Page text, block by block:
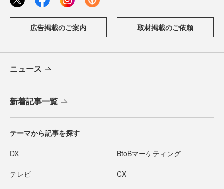
広告掲載のご案内 取材掲載のご依頼
ニュース
新着記事一覧
テーマから記事を探す
DX BtoBマーケティング
テレビ CX